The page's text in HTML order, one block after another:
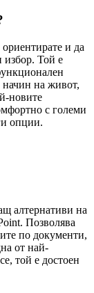
и да
избор. Той е
начин на живот,
новите
с големи
опции.
алтернативи на
Позволява
по документи,
от най-
той е достоен